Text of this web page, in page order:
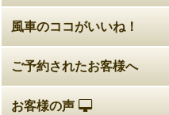
風車のココがいいね！
ご予約されたお客様へ
お客様の声